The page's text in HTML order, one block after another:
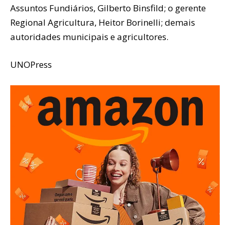
Assuntos Fundiários, Gilberto Binsfild; o gerente
Regional Agricultura, Heitor Borinelli; demais
autoridades municipais e agricultores.
UNOPress